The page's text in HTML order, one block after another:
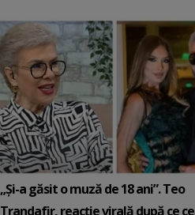
„Și-a găsit o muză de 18 ani”. Teo
Trandafir, reacție virală după ce ce